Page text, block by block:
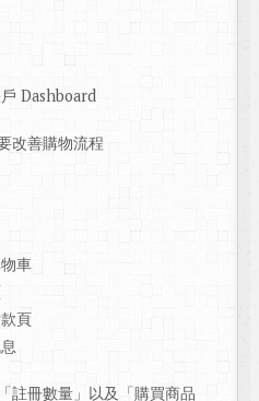
Dashboard
改善購物流程
車
頁
註冊數量」以及「購買商品